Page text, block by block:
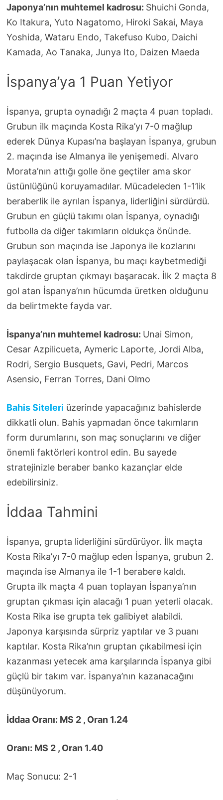
Japonya’nın muhtemel kadrosu: Shuichi Gonda,
Ko Itakura, Yuto Nagatomo, Hiroki Sakai, Maya
Yoshida, Wataru Endo, Takefuso Kubo, Daichi
Kamada, Ao Tanaka, Junya Ito, Daizen Maeda
İspanya’ya 1 Puan Yetiyor
İspanya, grupta oynadığı 2 maçta 4 puan topladı.
Grubun ilk maçında Kosta Rika’yı 7-0 mağlup
ederek Dünya Kupası’na başlayan İspanya, grubun
2. maçında ise Almanya ile yenişemedi. Alvaro
Morata’nın attığı golle öne geçtiler ama skor
üstünlüğünü koruyamadılar. Mücadeleden 1-1’lik
beraberlik ile ayrılan İspanya, liderliğini sürdürdü.
Grubun en güçlü takımı olan İspanya, oynadığı
futbolla da diğer takımların oldukça önünde.
Grubun son maçında ise Japonya ile kozlarını
paylaşacak olan İspanya, bu maçı kaybetmediği
takdirde gruptan çıkmayı başaracak. İlk 2 maçta 8
gol atan İspanya’nın hücumda üretken olduğunu
da belirtmekte fayda var.
İspanya’nın muhtemel kadrosu: Unai Simon,
Cesar Azpilicueta, Aymeric Laporte, Jordi Alba,
Rodri, Sergio Busquets, Gavi, Pedri, Marcos
Asensio, Ferran Torres, Dani Olmo
Bahis Siteleri üzerinde yapacağınız bahislerde
dikkatli olun. Bahis yapmadan önce takımların
form durumlarını, son maç sonuçlarını ve diğer
önemli faktörleri kontrol edin. Bu sayede
stratejinizle beraber banko kazançlar elde
edebilirsiniz.
İddaa Tahmini
İspanya, grupta liderliğini sürdürüyor. İlk maçta
Kosta Rika’yı 7-0 mağlup eden İspanya, grubun 2.
maçında ise Almanya ile 1-1 berabere kaldı.
Grupta ilk maçta 4 puan toplayan İspanya’nın
gruptan çıkması için alacağı 1 puan yeterli olacak.
Kosta Rika ise grupta tek galibiyet alabildi.
Japonya karşısında sürpriz yaptılar ve 3 puanı
kaptılar. Kosta Rika’nın gruptan çıkabilmesi için
kazanması yetecek ama karşılarında İspanya gibi
güçlü bir takım var. İspanya’nın kazanacağını
düşünüyorum.
İddaa Oranı: MS 2 , Oran 1.24
Oranı: MS 2 , Oran 1.40
Maç Sonucu: 2-1